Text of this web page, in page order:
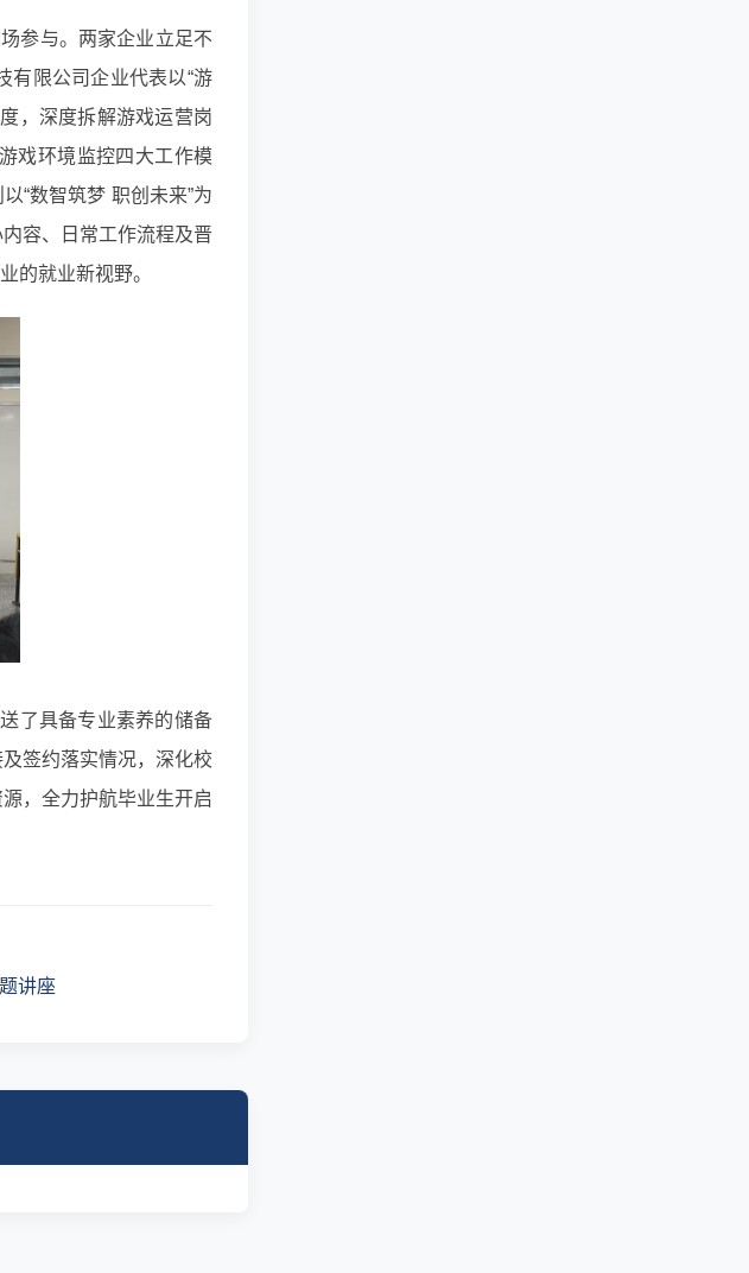
参与。两家企业立足不
有限公司企业代表以“游
，深度拆解游戏运营岗
戏环境监控四大工作模
“数智筑梦 职创未来”为
容、日常工作流程及晋
的就业新视野。
了具备专业素养的储备
签约落实情况，深化校
，全力护航毕业生开启
讲座